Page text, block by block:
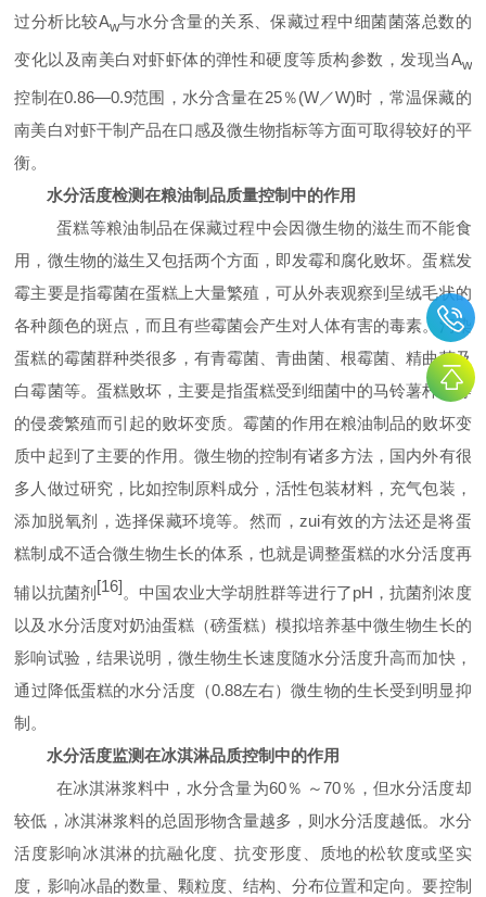
过分析比较Aw与水分含量的关系、保藏过程中细菌菌落总数的
变化以及南美白对虾虾体的弹性和硬度等质构参数，发现当Aw
控制在0.86—0.9范围，水分含量在25％(W／W)时，常温保藏的
南美白对虾干制产品在口感及微生物指标等方面可取得较好的平
衡。
水分活度检测在粮油制品质量控制中的作用
蛋糕等粮油制品在保藏过程中会因微生物的滋生而不能食
用，微生物的滋生又包括两个方面，即发霉和腐化败坏。蛋糕发
霉主要是指霉菌在蛋糕上大量繁殖，可从外表观察到呈绒毛状的
各种颜色的斑点，而且有些霉菌会产生对人体有害的毒素。污染
蛋糕的霉菌群种类很多，有青霉菌、青曲菌、根霉菌、精曲菌及
白霉菌等。蛋糕败坏，主要是指蛋糕受到细菌中的马铃薯杆菌等
的侵袭繁殖而引起的败坏变质。霉菌的作用在粮油制品的败坏变
质中起到了主要的作用。微生物的控制有诸多方法，国内外有很
多人做过研究，比如控制原料成分，活性包装材料，充气包装，
添加脱氧剂，选择保藏环境等。然而，zui有效的方法还是将蛋
糕制成不适合微生物生长的体系，也就是调整蛋糕的水分活度再
辅以抗菌剂 [16]。中国农业大学胡胜群等进行了pH ，抗菌剂浓度
以及水分活度对奶油蛋糕（磅蛋糕）模拟培养基中微生物生长的
影响试验，结果说明，微生物生长速度随水分活度升高而加快，
通过降低蛋糕的水分活度（0.88左右）微生物的生长受到明显抑
制。
水分活度监测在冰淇淋品质控制中的作用
在冰淇淋浆料中，水分含量为60％ ～70％，但水分活度却
较低，冰淇淋浆料的总固形物含量越多，则水分活度越低。水分
活度影响冰淇淋的抗融化度、抗变形度、质地的松软度或坚实
度，影响冰晶的数量、颗粒度、结构、分布位置和定向。要控制